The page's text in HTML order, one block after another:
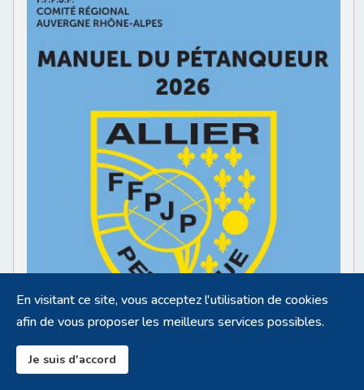
En visitant ce site, vous acceptez l'utilisation de cookies
afin de vous proposer les meilleurs services possibles.
Je suis d'accord